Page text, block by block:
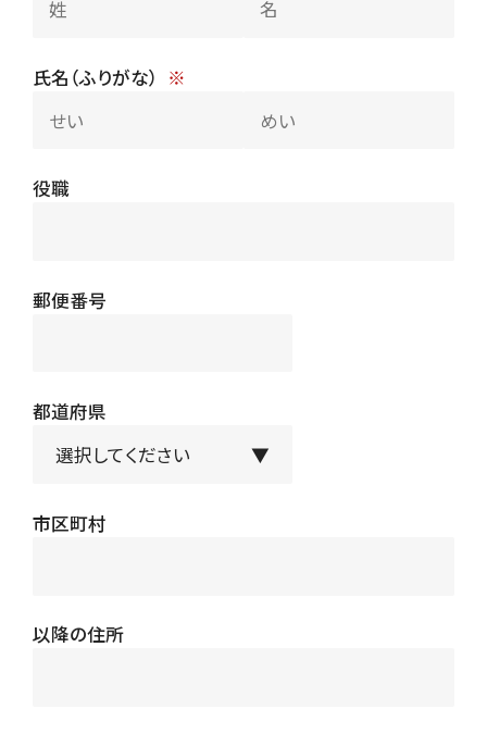
氏名（ふりがな）
役職
郵便番号
都道府県
市区町村
以降の住所